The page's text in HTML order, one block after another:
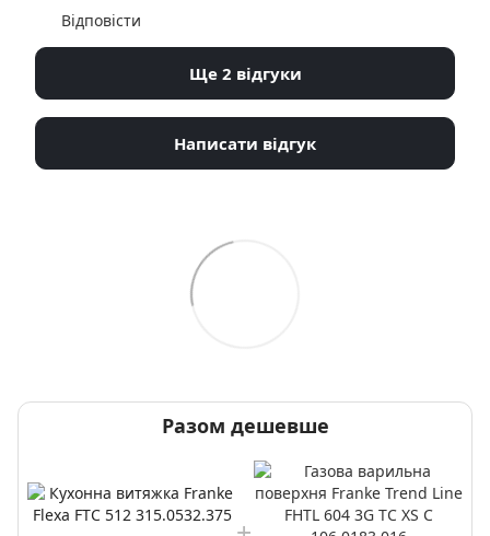
Відповісти
Ще 2 відгуки
Написати відгук
Разом дешевше